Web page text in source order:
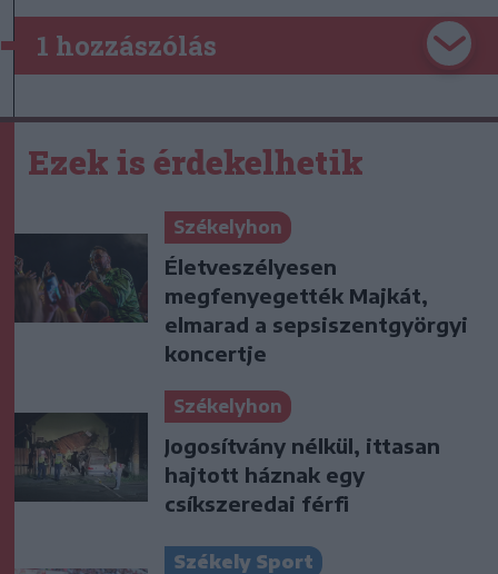
1 hozzászólás
Ezek is érdekelhetik
Székelyhon
Életveszélyesen
megfenyegették Majkát,
elmarad a sepsiszentgyörgyi
koncertje
Székelyhon
Jogosítvány nélkül, ittasan
hajtott háznak egy
csíkszeredai férfi
Székely Sport